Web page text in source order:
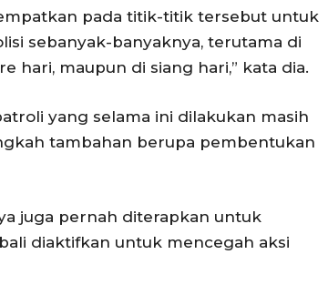
pada titik-titik tersebut untuk
sebanyak-banyaknya, terutama di
hari, maupun di siang hari,” kata dia.
yang selama ini dilakukan masih
tambahan berupa pembentukan
juga pernah diterapkan untuk
diaktifkan untuk mencegah aksi